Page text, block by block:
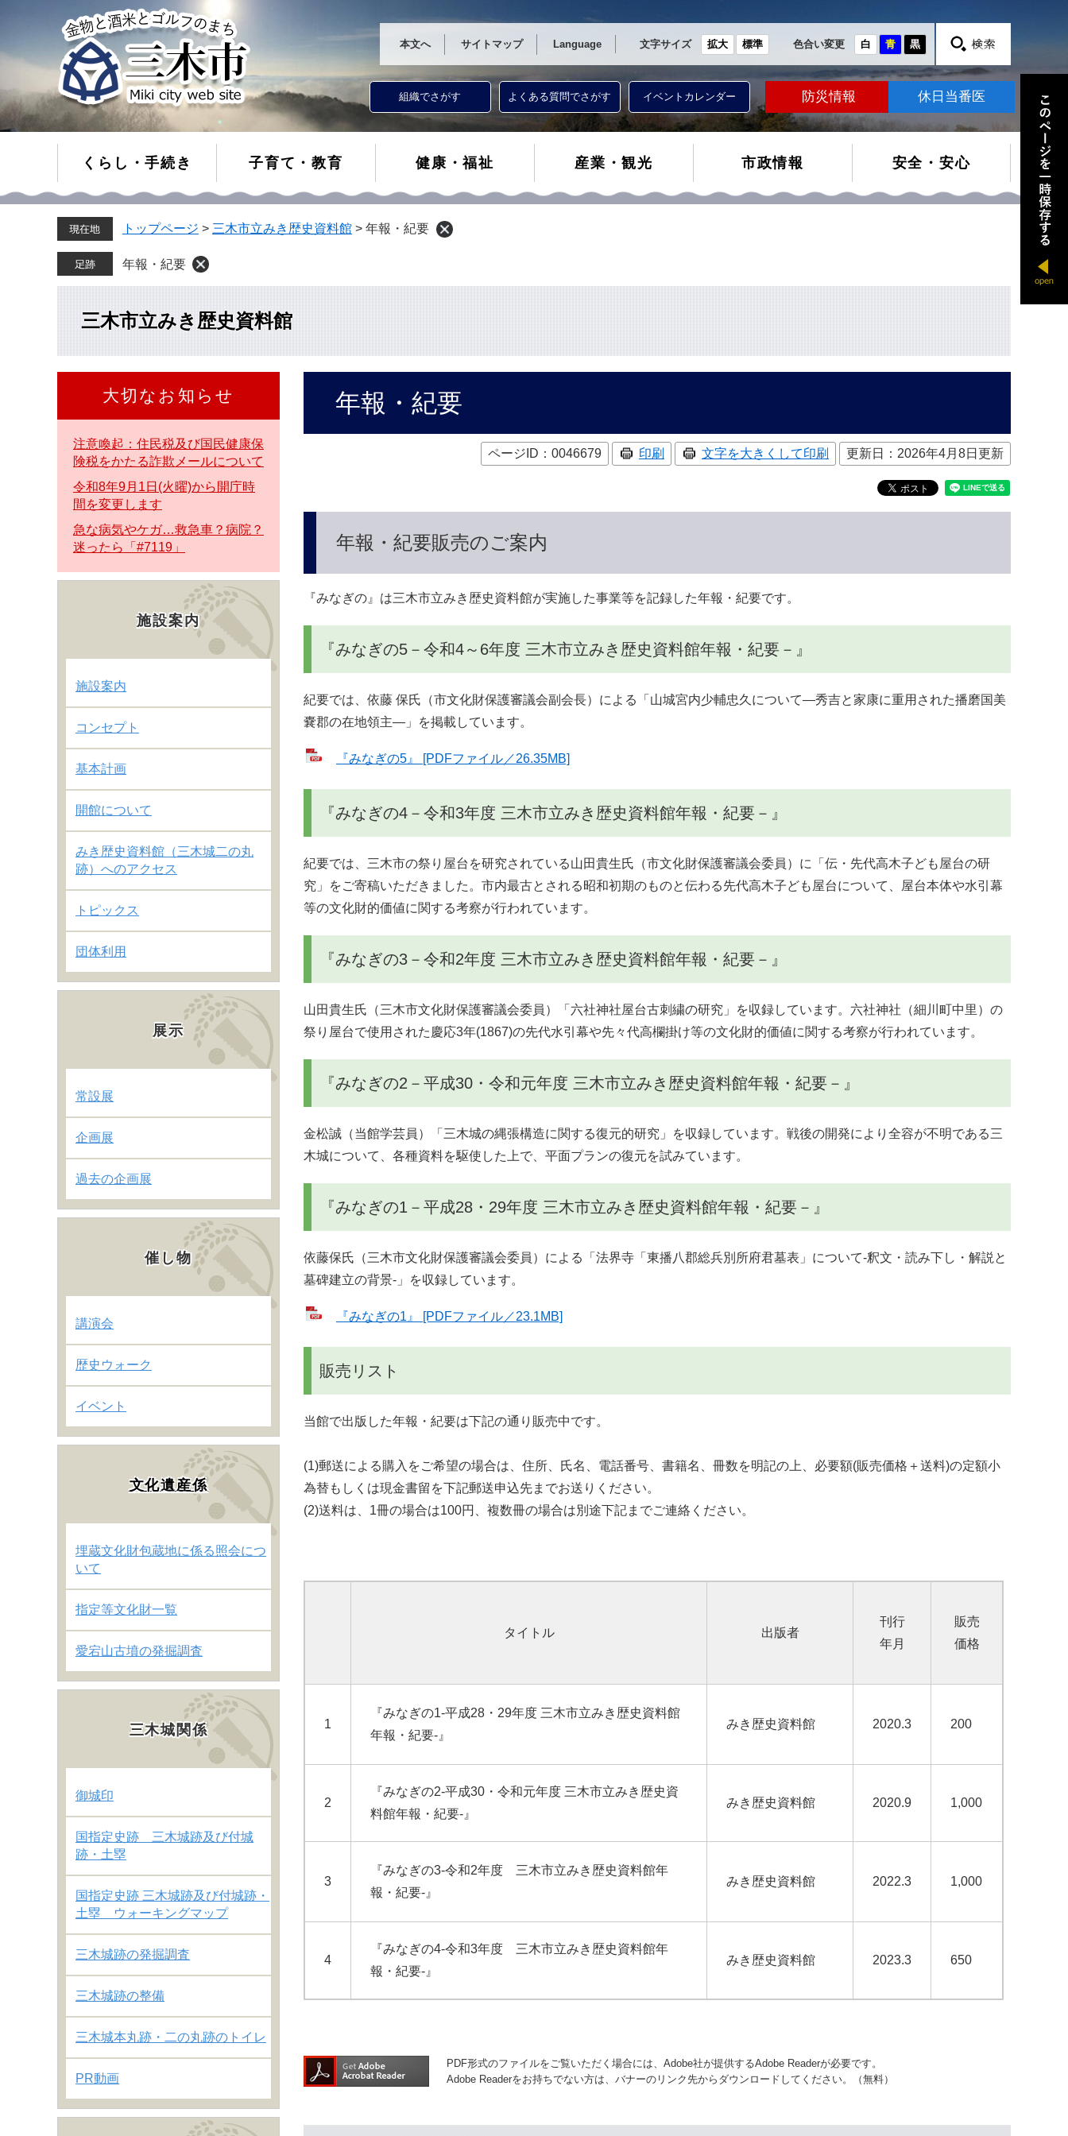
本文へ サイトマップ Language 文字サイズ 拡大 標準 色合い変更 白 青 黒
組織でさがす よくある質問でさがす イベントカレンダー 防災情報 休日当番医
くらし・手続き 子育て・教育 健康・福祉 産業・観光 市政情報 安全・安心
トップページ > 三木市立みき歴史資料館 > 年報・紀要
年報・紀要
三木市立みき歴史資料館
年報・紀要
ページID：0046679 印刷 文字を大きくして印刷 更新日：2026年4月8日更新
年報・紀要販売のご案内
『みなぎの』は三木市立みき歴史資料館が実施した事業等を記録した年報・紀要です。
『みなぎの5－令和4～6年度 三木市立みき歴史資料館年報・紀要－』
紀要では、依藤 保氏（市文化財保護審議会副会長）による「山城宮内少輔忠久について―秀吉と家康に重用された播磨国美
嚢郡の在地領主―」を掲載しています。
『みなぎの5』 [PDFファイル／26.35MB]
『みなぎの4－令和3年度 三木市立みき歴史資料館年報・紀要－』
紀要では、三木市の祭り屋台を研究されている山田貴生氏（市文化財保護審議会委員）に「伝・先代高木子ども屋台の研
究」をご寄稿いただきました。市内最古とされる昭和初期のものと伝わる先代高木子ども屋台について、屋台本体や水引幕
等の文化財的価値に関する考察が行われています。
『みなぎの3－令和2年度 三木市立みき歴史資料館年報・紀要－』
山田貴生氏（三木市文化財保護審議会委員）「六社神社屋台古刺繍の研究」を収録しています。六社神社（細川町中里）の
祭り屋台で使用された慶応3年(1867)の先代水引幕や先々代高欄掛け等の文化財的価値に関する考察が行われています。
『みなぎの2－平成30・令和元年度 三木市立みき歴史資料館年報・紀要－』
金松誠（当館学芸員）「三木城の縄張構造に関する復元的研究」を収録しています。戦後の開発により全容が不明である三
木城について、各種資料を駆使した上で、平面プランの復元を試みています。
『みなぎの1－平成28・29年度 三木市立みき歴史資料館年報・紀要－』
依藤保氏（三木市文化財保護審議会委員）による「法界寺「東播八郡総兵別所府君墓表」について-釈文・読み下し・解説と
墓碑建立の背景-」を収録しています。
『みなぎの1』 [PDFファイル／23.1MB]
販売リスト
当館で出版した年報・紀要は下記の通り販売中です。
(1)郵送による購入をご希望の場合は、住所、氏名、電話番号、書籍名、冊数を明記の上、必要額(販売価格＋送料)の定額小
為替もしくは現金書留を下記郵送申込先までお送りください。
(2)送料は、1冊の場合は100円、複数冊の場合は別途下記までご連絡ください。
タイトル 出版者
刊行
年月
販売
価格
1
『みなぎの1-平成28・29年度 三木市立みき歴史資料館
年報・紀要-』
みき歴史資料館 2020.3 200
2
『みなぎの2-平成30・令和元年度 三木市立みき歴史資
料館年報・紀要-』
みき歴史資料館 2020.9 1,000
3
『みなぎの3-令和2年度 三木市立みき歴史資料館年
報・紀要-』
みき歴史資料館 2022.3 1,000
4
『みなぎの4-令和3年度 三木市立みき歴史資料館年
報・紀要-』
みき歴史資料館 2023.3 650
PDF形式のファイルをご覧いただく場合には、Adobe社が提供するAdobe Readerが必要です。
Adobe Readerをお持ちでない方は、バナーのリンク先からダウンロードしてください。（無料）
大切なお知らせ
注意喚起：住民税及び国民健康保
険税をかたる詐欺メールについて
令和8年9月1日(火曜)から開庁時
間を変更します
急な病気やケガ…救急車？病院？
迷ったら「#7119」
施設案内
施設案内
コンセプト
基本計画
開館について
みき歴史資料館（三木城二の丸
跡）へのアクセス
トピックス
団体利用
展示
常設展
企画展
過去の企画展
催し物
講演会
歴史ウォーク
イベント
文化遺産係
埋蔵文化財包蔵地に係る照会につ
いて
指定等文化財一覧
愛宕山古墳の発掘調査
三木城関係
御城印
国指定史跡 三木城跡及び付城
跡・土塁
国指定史跡 三木城跡及び付城跡・
土塁 ウォーキングマップ
三木城跡の発掘調査
三木城跡の整備
三木城本丸跡・二の丸跡のトイレ
PR動画